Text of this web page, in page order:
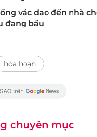
vác dao đến nhà
đang bầu
hỏa hoạn
chuyên mục